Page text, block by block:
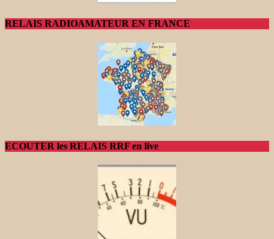
RELAIS RADIOAMATEUR EN FRANCE
ECOUTER les RELAIS RRF en live